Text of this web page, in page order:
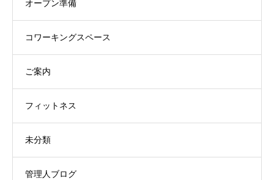
オープン準備
コワーキングスペース
ご案内
フィットネス
未分類
管理人ブログ